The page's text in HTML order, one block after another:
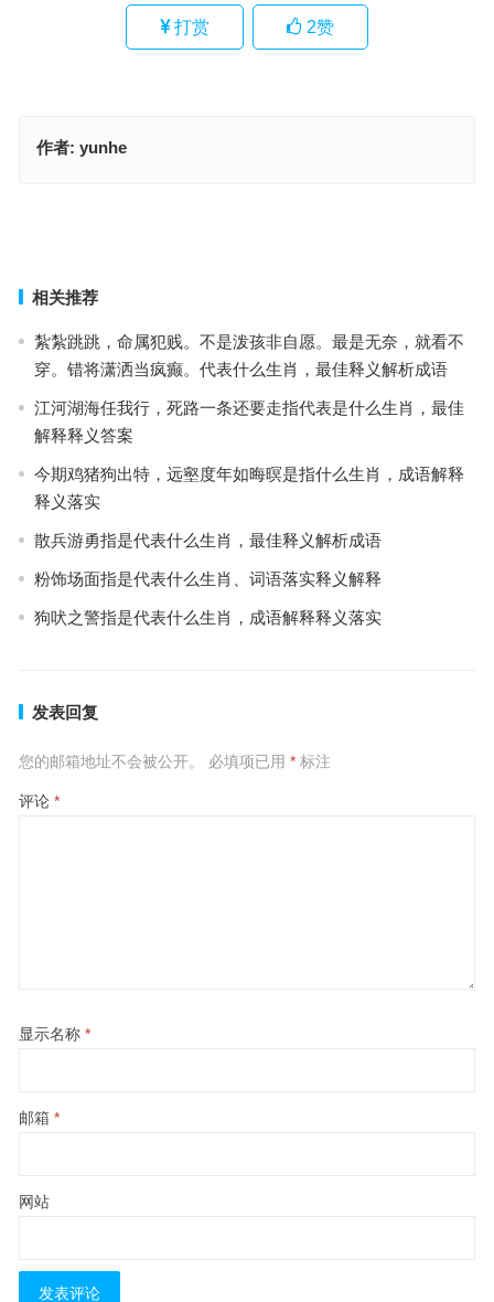
打赏 2赞
作者: yunhe
相关推荐
紮紮跳跳，命属犯贱。不是泼孩非自愿。最是无奈，就看不
穿。错将潇洒当疯癫。代表什么生肖，最佳释义解析成语
江河湖海任我行，死路一条还要走指代表是什么生肖，最佳
解释释义答案
今期鸡猪狗出特，远壑度年如晦暝是指什么生肖，成语解释
释义落实
散兵游勇指是代表什么生肖，最佳释义解析成语
粉饰场面指是代表什么生肖、词语落实释义解释
狗吠之警指是代表什么生肖，成语解释释义落实
发表回复
您的邮箱地址不会被公开。 必填项已用 *标注
评论 *
显示名称 *
邮箱 *
网站